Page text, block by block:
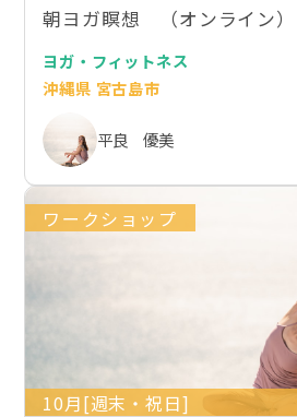
朝ヨガ瞑想 （オンライン）
ヨガ・フィットネス
沖縄県 宮古島市
平良 優美
ワークショップ
10月[週末・祝日]